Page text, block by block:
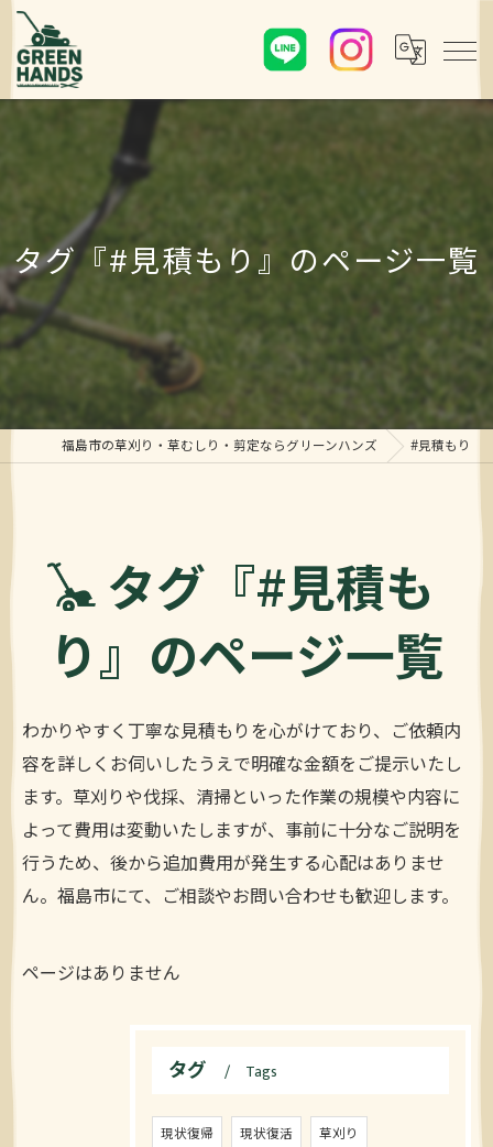
タグ『#見積もり』のページ一覧
福島市の草刈り・草むしり・剪定ならグリーンハンズ #見積もり
タグ『#見積も
り』のページ一覧
わかりやすく丁寧な見積もりを心がけており、ご依頼内
容を詳しくお伺いしたうえで明確な金額をご提示いたし
ます。草刈りや伐採、清掃といった作業の規模や内容に
よって費用は変動いたしますが、事前に十分なご説明を
行うため、後から追加費用が発生する心配はありませ
ん。福島市にて、ご相談やお問い合わせも歓迎します。
ページはありません
タグ Tags
現状復帰 現状復活 草刈り